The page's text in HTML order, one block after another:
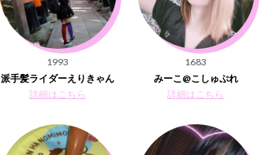
1993
派手髪ライダーえりきゃん
詳細はこちら
1683
みーこ@こしゅぷれ
詳細はこちら